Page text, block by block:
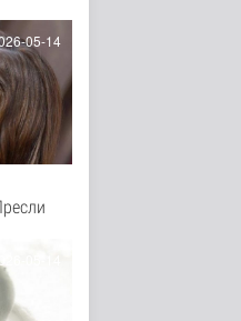
өмнө
өмнө
Хурлын
өмнө
05-14
05-14